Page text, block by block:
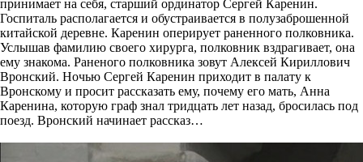
принимает на себя, старший ординатор Сергей Каренин.
Госпиталь располагается и обустраивается в полузаброшенной
китайской деревне. Каренин оперирует раненного полковника.
Услышав фамилию своего хирурга, полковник вздрагивает, она
ему знакома. Раненого полковника зовут Алексей Кириллович
Вронский. Ночью Сергей Каренин приходит в палату к
Вронскому и просит рассказать ему, почему его мать, Анна
Каренина, которую граф знал тридцать лет назад, бросилась под
поезд. Вронский начинает рассказ…